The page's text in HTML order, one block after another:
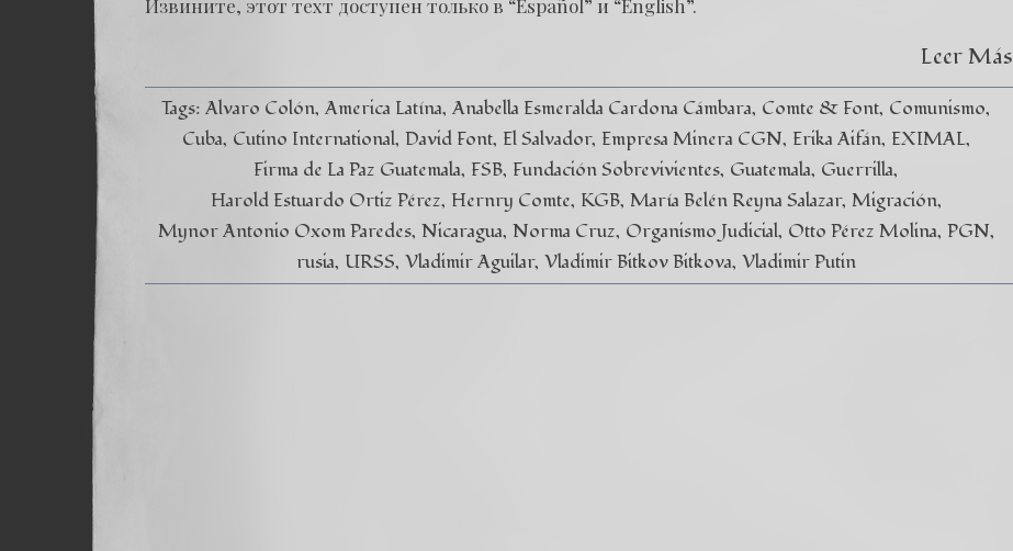
Извините, этот техт доступен только в “Español” и “English”.
Leer Más
Tags: Alvaro Colón America Latína Anabella Esmeralda Cardona Cámbara Comte & Font Comunismo
Cuba Cutino International David Font El Salvador Empresa Minera CGN Erika Aifán EXIMAL
Firma de La Paz Guatemala FSB Fundación Sobrevivientes Guatemala Guerrilla
Harold Estuardo Ortiz Pérez Hernry Comte KGB María Belén Reyna Salazar Migración
Mynor Antonio Oxom Paredes Nicaragua Norma Cruz Organismo Judicial Otto Pérez Molina PGN
rusia URSS Vladimir Aguilar Vladimir Bitkov Bitkova Vladimir Putin